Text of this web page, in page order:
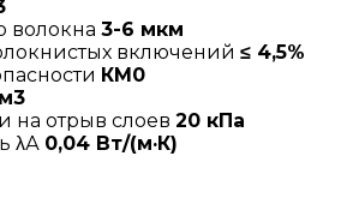
волокна 3-6 мкм
включений ≤ 4,5%
КМ0
на отрыв слоев 20 кПа
λА 0,04 Вт/(м·К)